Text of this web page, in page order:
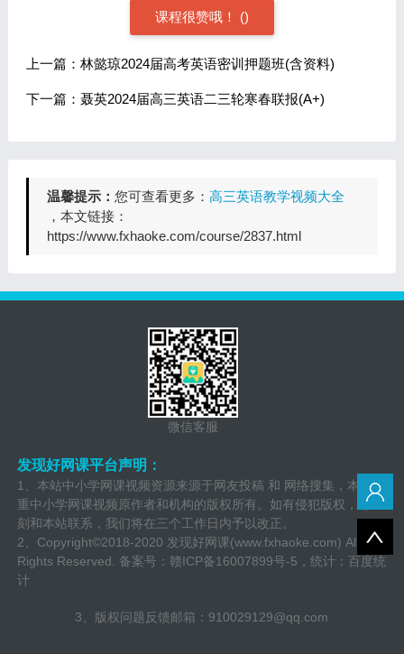
课程很赞哦！ ()
上一篇：林懿琼2024届高考英语密训押题班(含资料)
下一篇：聂英2024届高三英语二三轮寒春联报(A+)
温馨提示： 您可查看更多： 高三英语教学视频大全
，本文链接：
https://www.fxhaoke.com/course/2837.html
微信客服
发现好网课平台声明：
1、本站中小学网课视频资源来源于网友投稿 和 网络搜集，本站尊
重中小学网课视频原作者和机构的版权所有。如有侵犯版权，请立
刻和本站联系，我们将在三个工作日内予以改正。
2、Copyright©2018-2020 发现好网课(www.fxhaoke.com) All
Rights Reserved. 备案号： 赣ICP备16007899号-5 ，统计：百度统
计
3、版权问题反馈邮箱：910029129@qq.com